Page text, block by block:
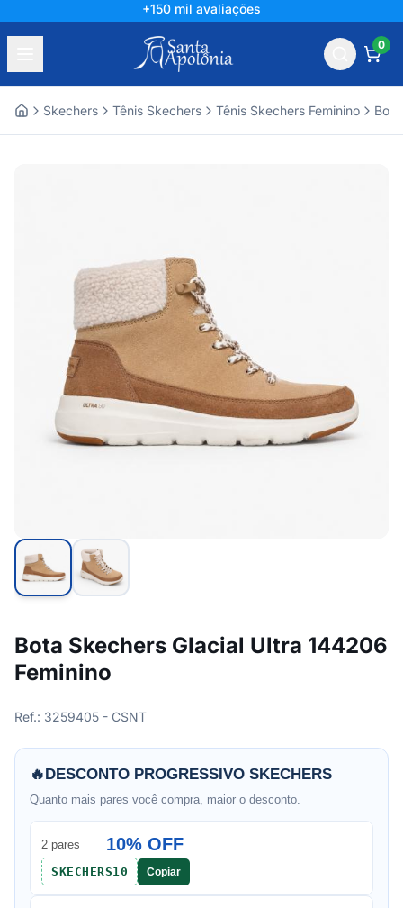
+150 mil avaliações
0
Skechers Tênis Skechers Tênis Skechers Feminino
Bota Skechers Glacial Ultra 144206
Feminino
Ref.: 3259405 - CSNT
🔥DESCONTO PROGRESSIVO SKECHERS
Quanto mais pares você compra, maior o desconto.
2 pares 10% OFF
SKECHERS10 Copiar